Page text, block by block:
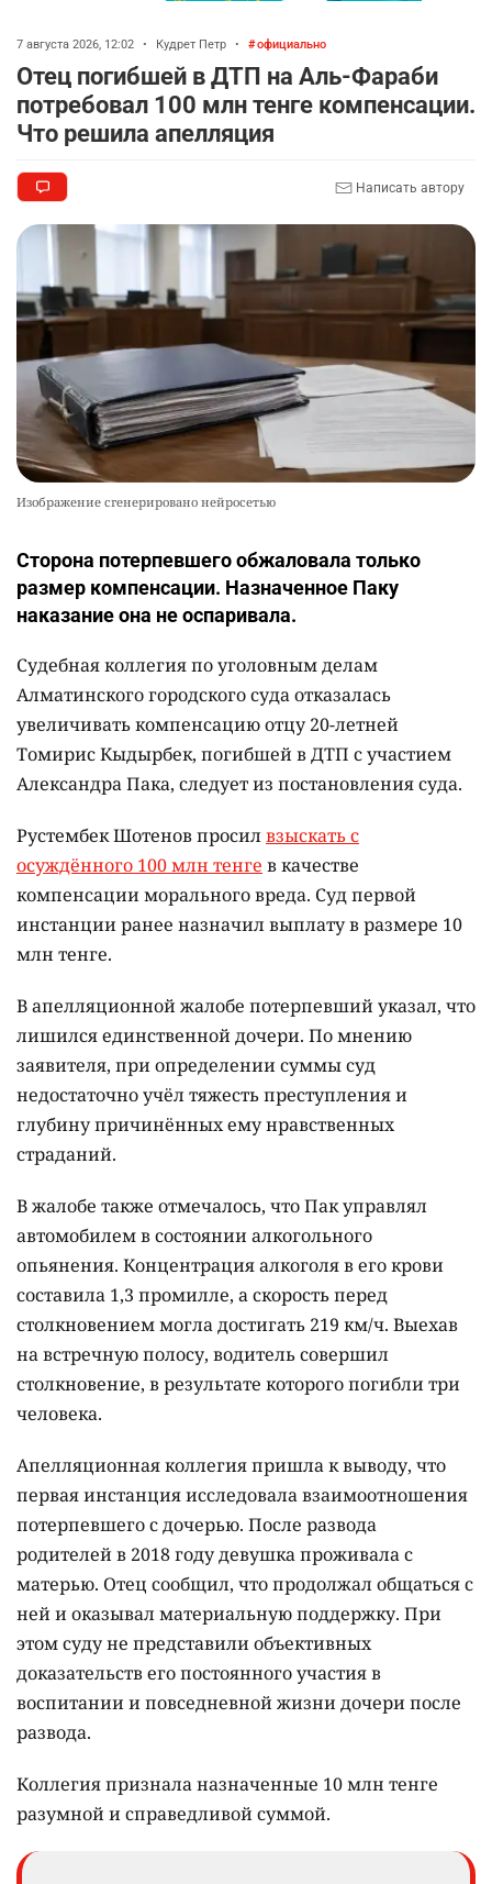
7 августа 2026, 12:02 • Кудрет Петр • официально
Отец погибшей в ДТП на Аль-Фараби
потребовал 100 млн тенге компенсации.
Что решила апелляция
Написать автору
Изображение сгенерировано нейросетью
Сторона потерпевшего обжаловала только
размер компенсации. Назначенное Паку
наказание она не оспаривала.
Судебная коллегия по уголовным делам
Алматинского городского суда отказалась
увеличивать компенсацию отцу 20-летней
Томирис Кыдырбек, погибшей в ДТП с участием
Александра Пака, следует из постановления суда.
Рустембек Шотенов просилвзыскать с
осуждённого 100 млн тенге в качестве
компенсации морального вреда. Суд первой
инстанции ранее назначил выплату в размере 10
млн тенге.
В апелляционной жалобе потерпевший указал, что
лишился единственной дочери. По мнению
заявителя, при определении суммы суд
недостаточно учёл тяжесть преступления и
глубину причинённых ему нравственных
страданий.
В жалобе также отмечалось, что Пак управлял
автомобилем в состоянии алкогольного
опьянения. Концентрация алкоголя в его крови
составила 1,3 промилле, а скорость перед
столкновением могла достигать 219 км/ч. Выехав
на встречную полосу, водитель совершил
столкновение, в результате которого погибли три
человека.
Апелляционная коллегия пришла к выводу, что
первая инстанция исследовала взаимоотношения
потерпевшего с дочерью. После развода
родителей в 2018 году девушка проживала с
матерью. Отец сообщил, что продолжал общаться с
ней и оказывал материальную поддержку. При
этом суду не представили объективных
доказательств его постоянного участия в
воспитании и повседневной жизни дочери после
развода.
Коллегия признала назначенные 10 млн тенге
разумной и справедливой суммой.